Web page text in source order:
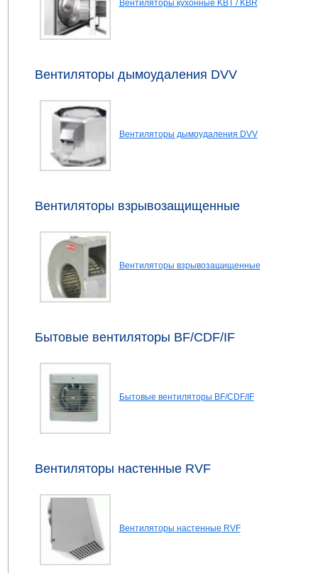
Вентиляторы кухонные KBT / KBR
Вентиляторы дымоудаления DVV
Вентиляторы дымоудаления DVV
Вентиляторы взрывозащищенные
Вентиляторы взрывозащищенные
Бытовые вентиляторы BF/CDF/IF
Бытовые вентиляторы BF/CDF/IF
Вентиляторы настенные RVF
Вентиляторы настенные RVF